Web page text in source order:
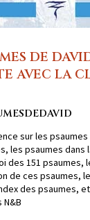
DE
AVEC LA
sur les psaumes
les psaumes dans
des 151 psaumes,
de ces psaumes,
des psaumes,